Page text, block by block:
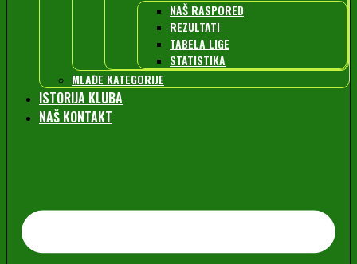
NAŠ RASPORED
REZULTATI
TABELA LIGE
STATISTIKA
MLAĐE KATEGORIJE
ISTORIJA KLUBA
NAŠ KONTAKT